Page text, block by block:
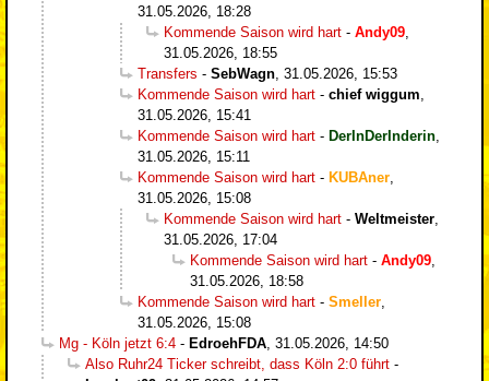
31.05.2026, 18:28
Kommende Saison wird hart - Andy09
31.05.2026, 18:55
Transfers - SebWagn 31.05.2026, 15:53
Kommende Saison wird hart - chief wiggum
31.05.2026, 15:41
Kommende Saison wird hart - DerInDerInderin
31.05.2026, 15:11
Kommende Saison wird hart - KUBAner
31.05.2026, 15:08
Kommende Saison wird hart - Weltmeister
31.05.2026, 17:04
Kommende Saison wird hart - Andy09
31.05.2026, 18:58
Kommende Saison wird hart - Smeller
31.05.2026, 15:08
Mg - Köln jetzt 6:4 - EdroehFDA 31.05.2026, 14:50
Also Ruhr24 Ticker schreibt, dass Köln 2:0 führt -